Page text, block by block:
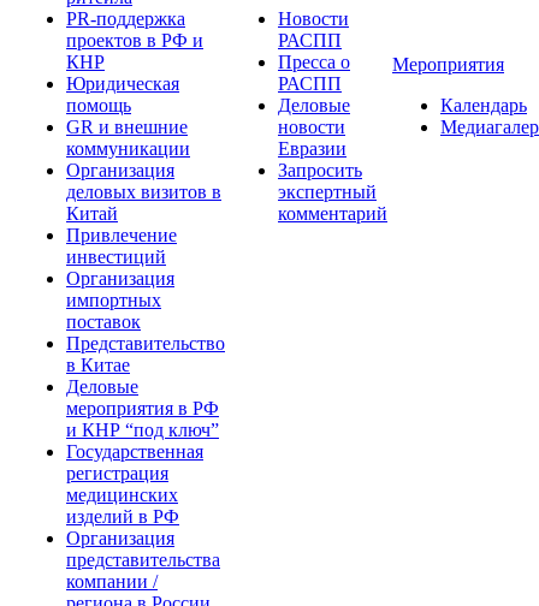
PR-поддержка
проектов в РФ и
КНР
Юридическая
помощь
GR и внешние
коммуникации
Организация
деловых визитов в
Китай
Привлечение
инвестиций
Организация
импортных
поставок
Представительство
в Китае
Деловые
мероприятия в РФ
и КНР “под ключ”
Государственная
регистрация
медицинских
изделий в РФ
Организация
представительства
компании /
Новости
РАСПП
Пресса о
РАСПП
Деловые
новости
Евразии
Запросить
экспертный
комментарий
Мероприятия
Календарь